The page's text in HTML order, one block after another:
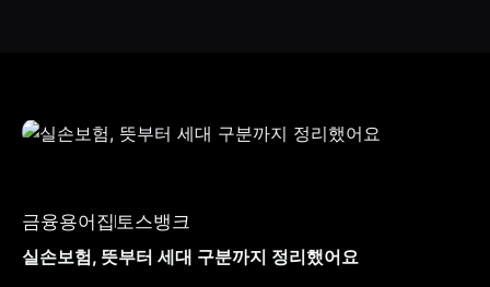
금융용어집 토스뱅크
실손보험, 뜻부터 세대 구분까지 정리했어요